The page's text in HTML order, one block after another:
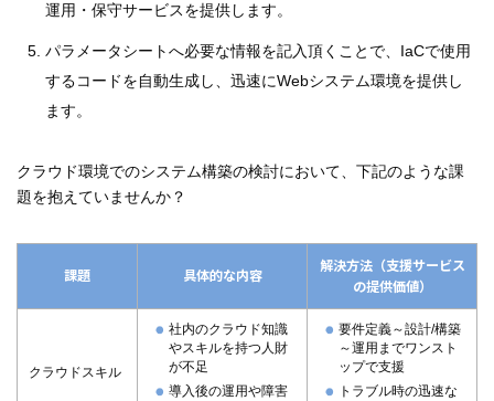
運用・保守サービスを提供します。
パラメータシートへ必要な情報を記入頂くことで、IaCで使用
するコードを自動生成し、迅速にWebシステム環境を提供し
ます。
クラウド環境でのシステム構築の検討において、下記のような課
題を抱えていませんか？
課題 具体的な内容
解決方法（支援サービス
の提供価値）
クラウドスキル
社内のクラウド知識
スキルを持つ人財
が不足
導入後の運用や障害
要件定義～設計/構築
～運用までワンスト
ップで支援
トラブル時の迅速な